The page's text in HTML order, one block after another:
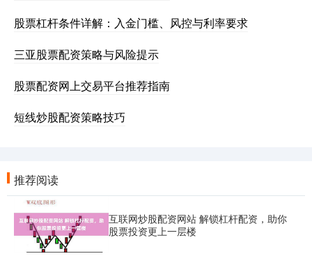
股票杠杆条件详解：入金门槛、风控与利率要求
三亚股票配资策略与风险提示
股票配资网上交易平台推荐指南
短线炒股配资策略技巧
推荐阅读
互联网炒股配资网站 解锁杠杆配资，助你
股票投资更上一层楼